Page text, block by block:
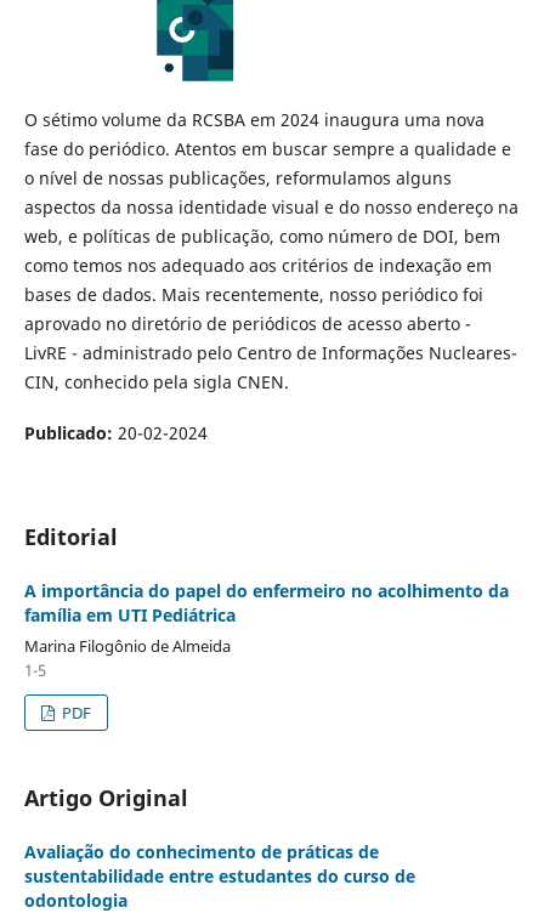
O sétimo volume da RCSBA em 2024 inaugura uma nova
fase do periódico. Atentos em buscar sempre a qualidade e
o nível de nossas publicações, reformulamos alguns
aspectos da nossa identidade visual e do nosso endereço na
web, e políticas de publicação, como número de DOI, bem
como temos nos adequado aos critérios de indexação em
bases de dados. Mais recentemente, nosso periódico foi
aprovado no diretório de periódicos de acesso aberto -
LivRE - administrado pelo Centro de Informações Nucleares-
CIN, conhecido pela sigla CNEN.
Publicado: 20-02-2024
Editorial
A importância do papel do enfermeiro no acolhimento da
família em UTI Pediátrica
Marina Filogônio de Almeida
1-5
PDF
Artigo Original
Avaliação do conhecimento de práticas de
sustentabilidade entre estudantes do curso de
odontologia